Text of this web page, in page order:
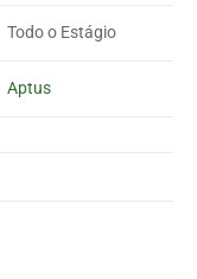
Todo o Estágio
Aptus